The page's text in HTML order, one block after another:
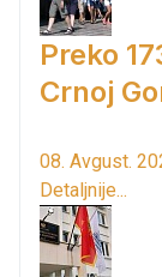
Preko
Crnoj
08. Avgust.
Detaljnije...